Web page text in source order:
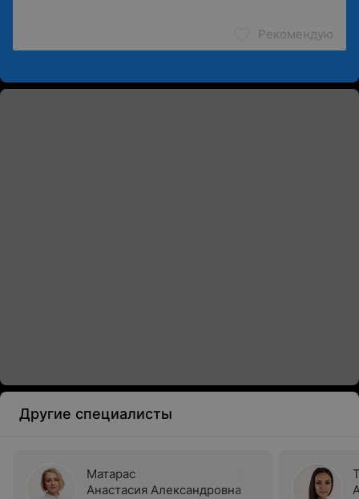
Рекомендую
Другие специалисты
Матарас
Анастасия Александровна